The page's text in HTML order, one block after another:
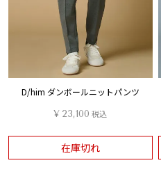
D/him ダンボールニットパンツ
¥ 23,100 税込
在庫切れ